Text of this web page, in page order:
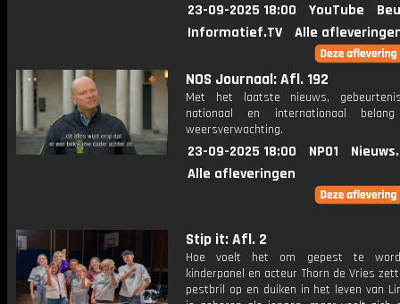
23-09-2025 18:00 YouTube
Informatief.TV
Alle
NOS Journaal: Afl. 192
Met het laatste nieuws,
nationaal en internationaal
weersverwachting.
23-09-2025 18:00 NPO1
Alle afleveringen
Stip it: Afl. 2
Hoe voelt het om gepest te
kinderpanel en acteur Thorn de Vries
pestbril op en duiken in het leven van